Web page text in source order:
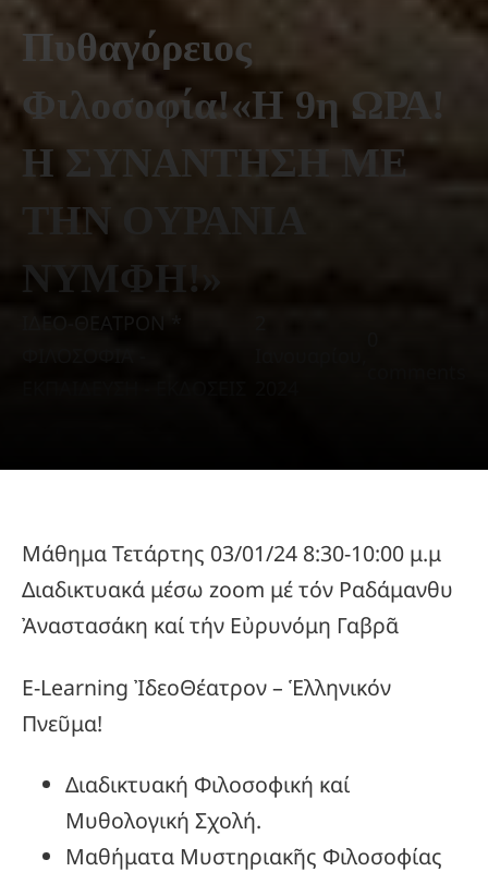
Πυθαγόρειος
Φιλοσοφία!«Η 9η ΩΡΑ!
Η ΣΥΝΑΝΤΗΣΗ ΜΕ
ΤΗΝ ΟΥΡΑΝΙΑ
ΝΥΜΦΗ!»
Μάθημα Τετάρτης 03/01/24 8:30-10:00 μ.μ
Διαδικτυακά μέσω zoom μέ τόν Ραδάμανθυ
Ἀναστασάκη καί τήν Εὐρυνόμη Γαβρᾶ
E-Learning ἸδεοΘέατρον – Ἑλληνικόν
Πνεῦμα!
Διαδικτυακή Φιλοσοφική καί
Μυθολογική Σχολή.
Μαθήματα Μυστηριακῆς Φιλοσοφίας